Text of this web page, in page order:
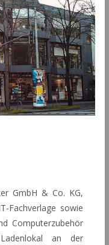
GmbH & Co. KG,
Fachverlage sowie
Computerzubehör
an der